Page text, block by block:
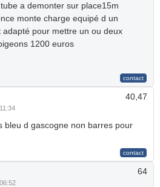
a demonter sur place15m
monte charge equipé d un
pour mettre un ou deux
1200 euros
40,47
bleu d gascogne non barres pour
64